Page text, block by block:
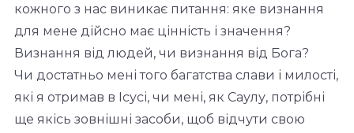
кожного з нас виникає питання: яке визнання
для мене дійсно має цінність і значення?
Визнання від людей, чи визнання від Бога?
Чи достатньо мені того багатства слави і милості,
які я отримав в Ісусі, чи мені, як Саулу, потрібні
ще якісь зовнішні засоби, щоб відчути свою